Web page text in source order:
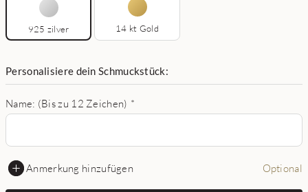
925 zilver 14 kt Gold
Personalisiere dein Schmuckstück:
Name: (Bis zu 12 Zeichen) *
Anmerkung hinzufügen Optional